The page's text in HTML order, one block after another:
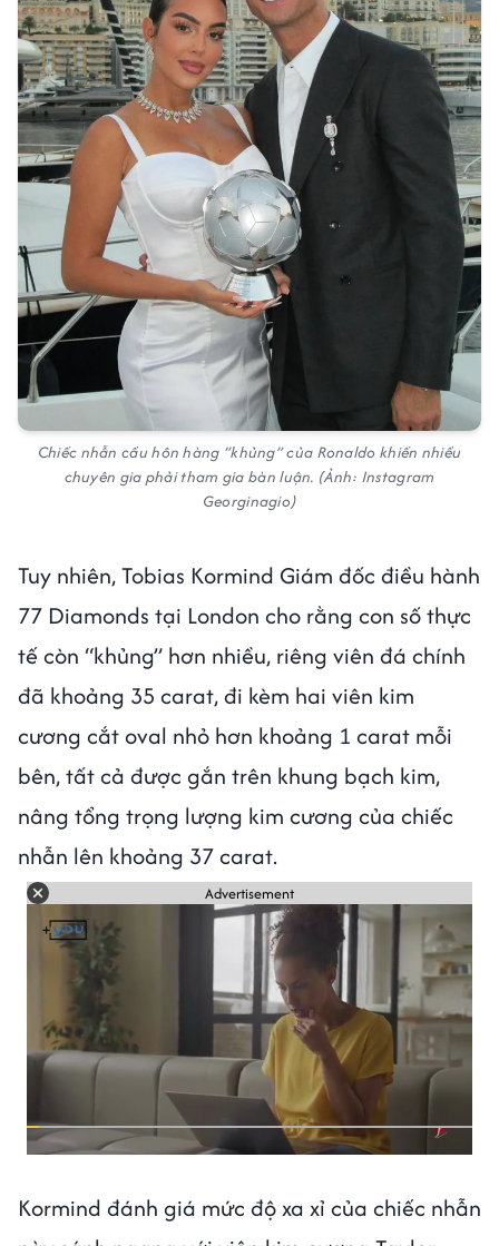
Chiếc nhẫn cầu hôn hàng “khủng” của Ronaldo khiến nhiều
chuyên gia phải tham gia bàn luận. (Ảnh: Instagram
Georginagio)
Tuy nhiên, Tobias Kormind Giám đốc điều hành
77 Diamonds tại London cho rằng con số thực
tế còn “khủng” hơn nhiều, riêng viên đá chính
đã khoảng 35 carat, đi kèm hai viên kim
cương cắt oval nhỏ hơn khoảng 1 carat mỗi
bên, tất cả được gắn trên khung bạch kim,
nâng tổng trọng lượng kim cương của chiếc
nhẫn lên khoảng 37 carat.
Advertisement
Kormind đánh giá mức độ xa xỉ của chiếc nhẫn